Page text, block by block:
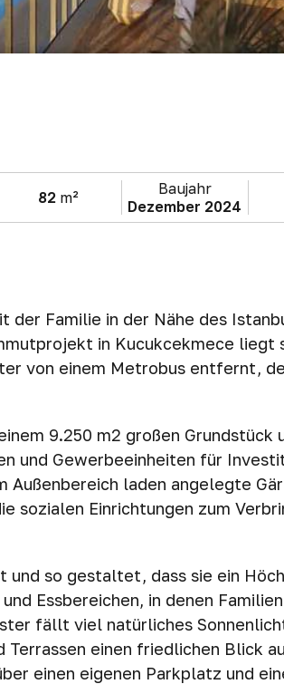
82 m²
Baujahr
Dezember 2024
der Familie in der Nähe des
in Kucukcekmece liegt
von einem Metrobus entfernt,
9.250 m2 großen Grundstück
und Gewerbeeinheiten für
Außenbereich laden angelegte
sozialen Einrichtungen zum
so gestaltet, dass sie ein
Essbereichen, in denen Familien
fällt viel natürliches
Terrassen einen friedlichen Blick
einen eigenen Parkplatz und